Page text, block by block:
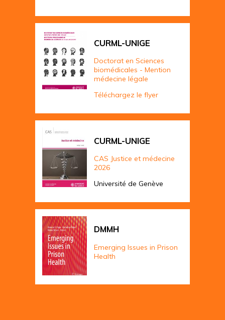
CURML-UNIGE
Doctorat en Sciences
biomédicales - Mention
médecine légale
Téléchargez le flyer
CURML-UNIGE
CAS Justice et médecine
2026
Université de Genève
DMMH
Emerging Issues in Prison
Health